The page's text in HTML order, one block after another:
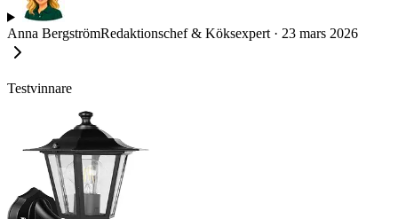
Anna BergströmRedaktionschef & Köksexpert · 23 mars 2026
Testvinnare